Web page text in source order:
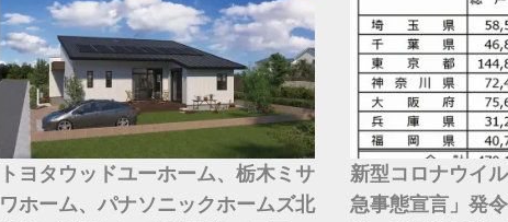
トヨタウッドユーホーム、栃木ミサ
ワホーム、パナソニックホームズ北
新型コロナウイ
急事態宣言」発